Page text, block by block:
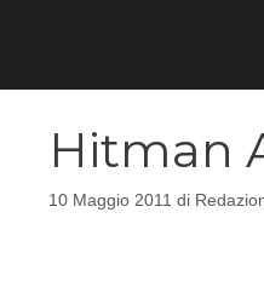
Hitman
10 Maggio 2011 di